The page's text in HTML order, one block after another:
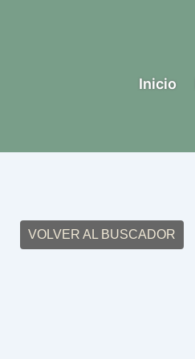
Inicio
VOLVER AL BUSCADOR